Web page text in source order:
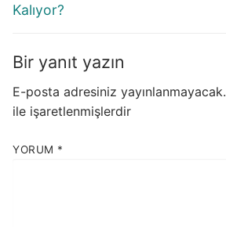
Kalıyor?
Bir yanıt yazın
E-posta adresiniz yayınlanmayacak.
ile işaretlenmişlerdir
YORUM *